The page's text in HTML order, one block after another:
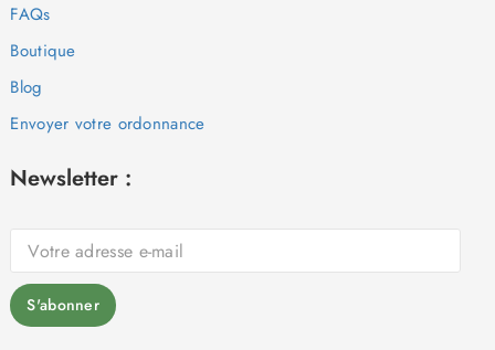
FAQs
Boutique
Blog
Envoyer votre ordonnance
Newsletter :